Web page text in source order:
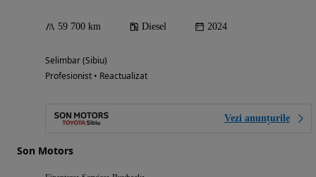
59 700 km Diesel 2024
Selimbar (Sibiu)
Profesionist • Reactualizat
Vezi anunțurile
Son Motors